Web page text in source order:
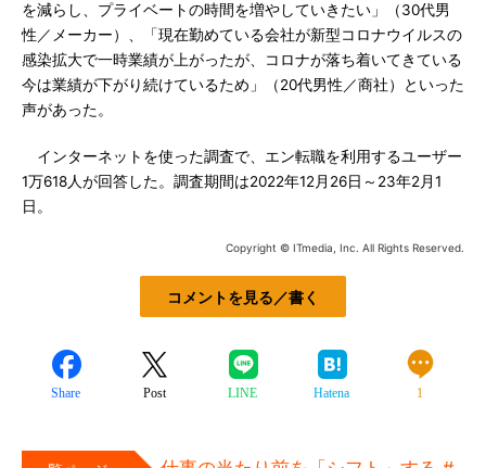
を減らし、プライベートの時間を増やしていきたい」（30代男
性／メーカー）、「現在勤めている会社が新型コロナウイルスの
感染拡大で一時業績が上がったが、コロナが落ち着いてきている
今は業績が下がり続けているため」（20代男性／商社）といった
声があった。
インターネットを使った調査で、エン転職を利用するユーザー
1万618人が回答した。調査期間は2022年12月26日～23年2月1
日。
Copyright © ITmedia, Inc. All Rights Reserved.
コメントを見る／書く
Share Post LINE Hatena 1